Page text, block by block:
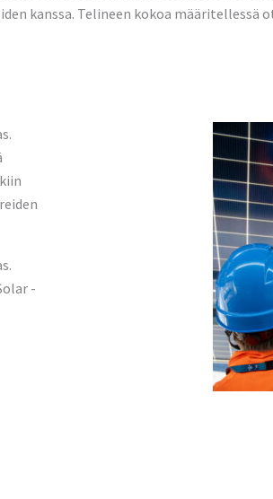
kanssa. Telineen kokoa määritellessä
-